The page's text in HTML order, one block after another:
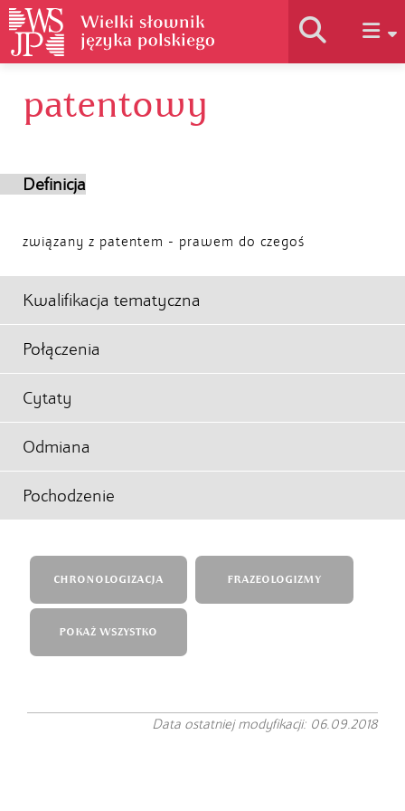
Historia słownika
patentowy
Definicja
związany z patentem - prawem do czegoś
Kwalifikacja tematyczna
Połączenia
Cytaty
Odmiana
Pochodzenie
CHRONOLOGIZACJA FRAZEOLOGIZMY
POKAŻ WSZYSTKO
Data ostatniej modyfikacji: 06.09.2018